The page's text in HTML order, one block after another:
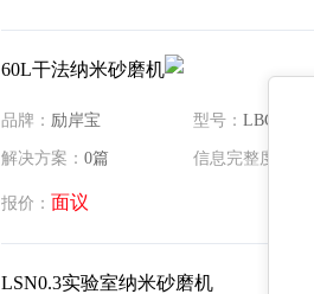
60L干法纳米砂磨机
品牌： 励岸宝 型号： LBGN-60L
解决方案： 0篇 信息完整度：
报价： 面议
LSN0.3实验室纳米砂磨机